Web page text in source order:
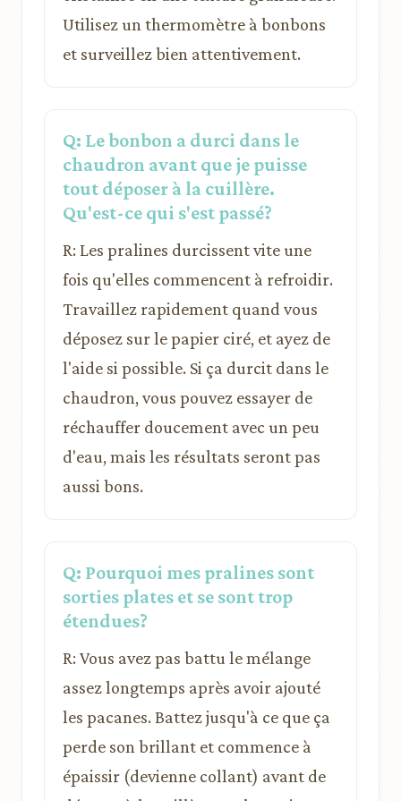
Utilisez un thermomètre à bonbons
et surveillez bien attentivement.
Q: Le bonbon a durci dans le
chaudron avant que je puisse
tout déposer à la cuillère.
Qu'est-ce qui s'est passé?
R: Les pralines durcissent vite une
fois qu'elles commencent à refroidir.
Travaillez rapidement quand vous
déposez sur le papier ciré, et ayez de
l'aide si possible. Si ça durcit dans le
chaudron, vous pouvez essayer de
réchauffer doucement avec un peu
d'eau, mais les résultats seront pas
aussi bons.
Q: Pourquoi mes pralines sont
sorties plates et se sont trop
étendues?
R: Vous avez pas battu le mélange
assez longtemps après avoir ajouté
les pacanes. Battez jusqu'à ce que ça
perde son brillant et commence à
épaissir (devienne collant) avant de